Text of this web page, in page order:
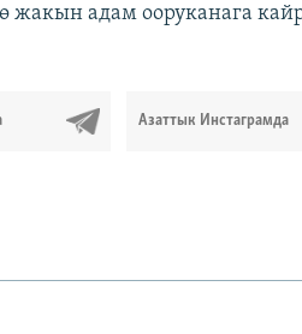
жакын адам ооруканага
Азаттык Инстаграмда